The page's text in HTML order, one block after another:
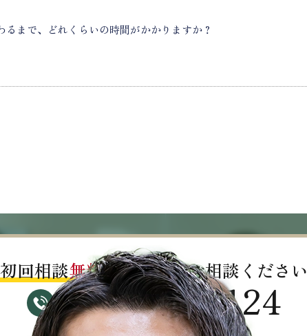
まで、どれくらいの時間がかかりますか？
初回相談無料!!お気軽にご相談ください
03-4563-0124
受付時間：平日9:30～17:00（祝日除く）